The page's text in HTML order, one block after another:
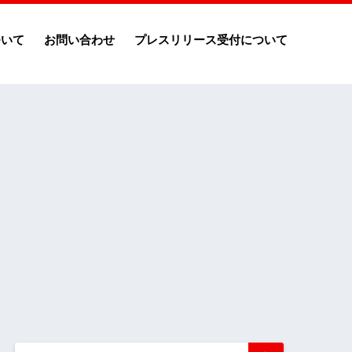
て お問い合わせ プレスリリース受付について